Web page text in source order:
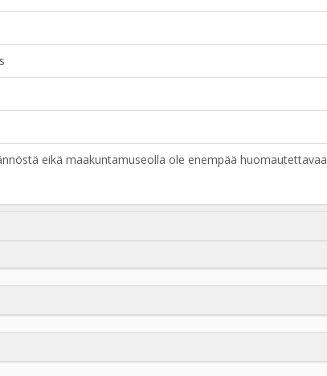
eikä maakuntamuseolla ole enempää huomautettavaa